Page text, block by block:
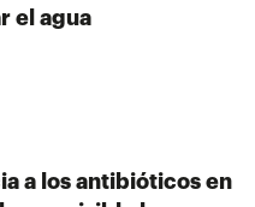
el agua
a los antibióticos en